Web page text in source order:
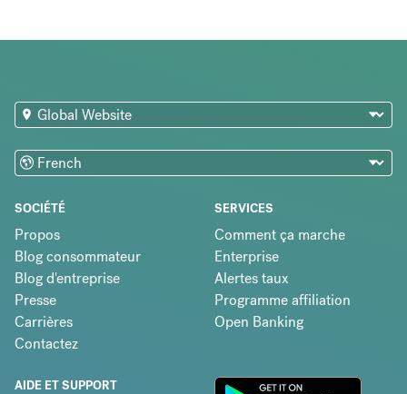
SOCIÉTÉ
Propos
Blog consommateur
Blog d'entreprise
Presse
Carrières
Contactez
SERVICES
Comment ça marche
Enterprise
Alertes taux
Programme affiliation
Open Banking
AIDE ET SUPPORT